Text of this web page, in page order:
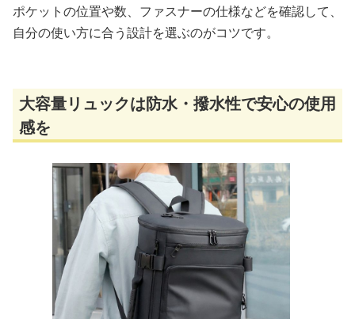
ポケットの位置や数、ファスナーの仕様などを確認して、
自分の使い方に合う設計を選ぶのがコツです。
大容量リュックは防水・撥水性で安心の使用
感を